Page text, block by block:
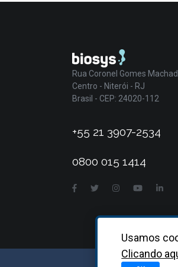
Rua Coronel Gomes
Centro - Niterói - RJ
Brasil - CEP: 24020-112
+55 21 3907-2534
0800 015 1414
Usamos
Clicando